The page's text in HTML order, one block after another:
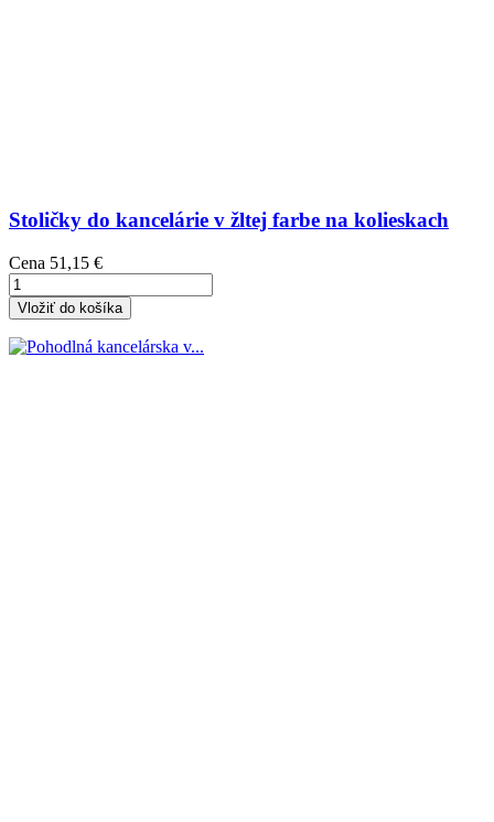
Stoličky do kancelárie v žltej farbe na kolieskach
Cena 51,15 €
Vložiť do košíka